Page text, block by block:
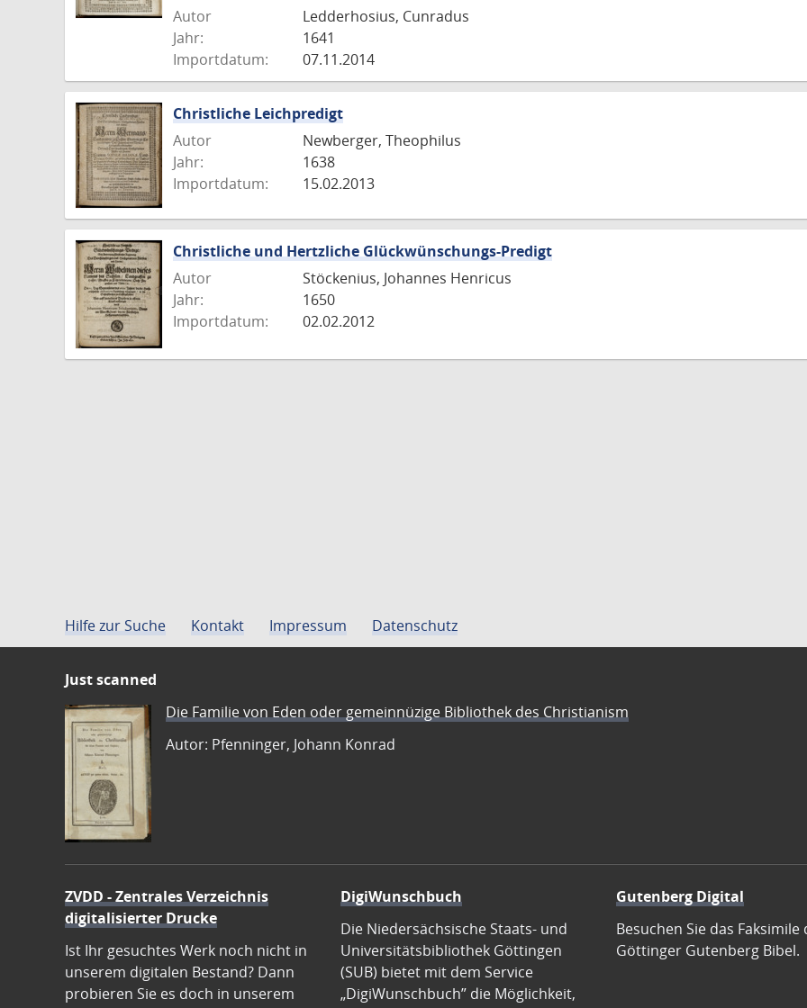
Autor
Ledderhosius, Cunradus
Jahr:
1641
Importdatum:
07.11.2014
Christliche Leichpredigt
Autor
Newberger, Theophilus
Jahr:
1638
Importdatum:
15.02.2013
Christliche und Hertzliche Glückwünschungs-Predigt
Autor
Stöckenius, Johannes Henricus
Jahr:
1650
Importdatum:
02.02.2012
Hilfe zur Suche Kontakt Impressum Datenschutz
Just scanned
Die Familie von Eden oder gemeinnüzige Bibliothek des Christianism
Autor: Pfenninger, Johann Konrad
ZVDD - Zentrales Verzeichnis
digitalisierter Drucke
Ist Ihr gesuchtes Werk noch nicht in
unserem digitalen Bestand? Dann
probieren Sie es doch in unserem
DigiWunschbuch
Die Niedersächsische Staats- und
Universitätsbibliothek Göttingen
(SUB) bietet mit dem Service
„DigiWunschbuch” die Möglichkeit,
Gutenberg Digital
Besuchen Sie das Faksimile
Göttinger Gutenberg Bibel.